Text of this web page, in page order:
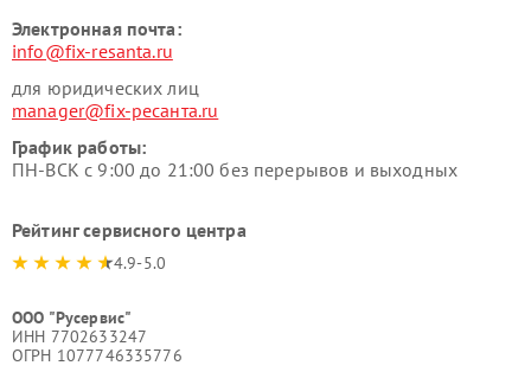
Электронная почта:
info@fix-resanta.ru
для юридических лиц
manager@fix-ресанта.ru
График работы:
ПН-ВСК с 9:00 до 21:00 без перерывов и выходных
Рейтинг сервисного центра
4.9-5.0
ООО "Русервис"
ИНН 7702633247
ОГРН 1077746335776